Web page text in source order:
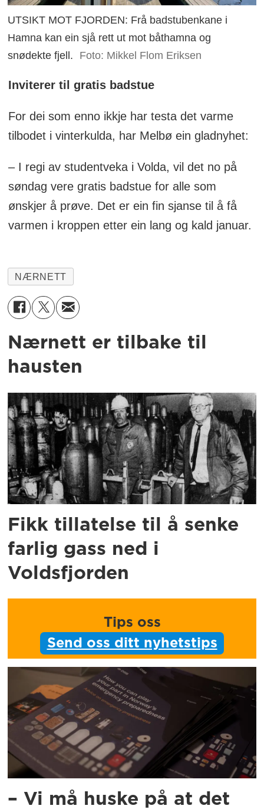
UTSIKT MOT FJORDEN: Frå badstubenkane i
Hamna kan ein sjå rett ut mot båthamna og
snødekte fjell.
Foto: Mikkel Flom Eriksen
Inviterer til gratis badstue
For dei som enno ikkje har testa det varme
tilbodet i vinterkulda, har Melbø ein gladnyhet:
– I regi av studentveka i Volda, vil det no på
søndag vere gratis badstue for alle som
ønskjer å prøve. Det er ein fin sjanse til å få
varmen i kroppen etter ein lang og kald januar.
NÆRNETT
Nærnett er tilbake til
hausten
Fikk tillatelse til å senke
farlig gass ned i
Voldsfjorden
Tips oss
Send oss ditt nyhetstips
– Vi må huske på at det